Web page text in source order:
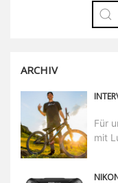
ARCHIV
Für
mit